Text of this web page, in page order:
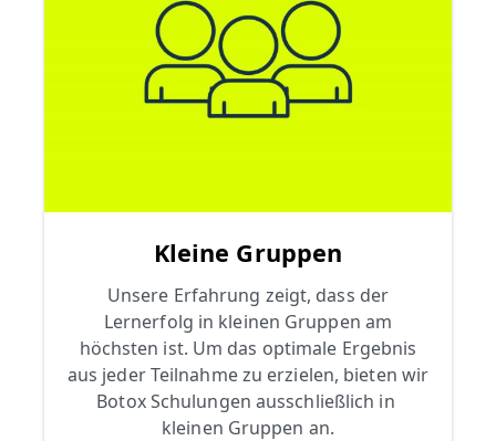
Kleine Gruppen
Unsere Erfahrung zeigt, dass der
Lernerfolg in kleinen Gruppen am
höchsten ist. Um das optimale Ergebnis
aus jeder Teilnahme zu erzielen, bieten wir
Botox Schulungen ausschließlich in
kleinen Gruppen an.